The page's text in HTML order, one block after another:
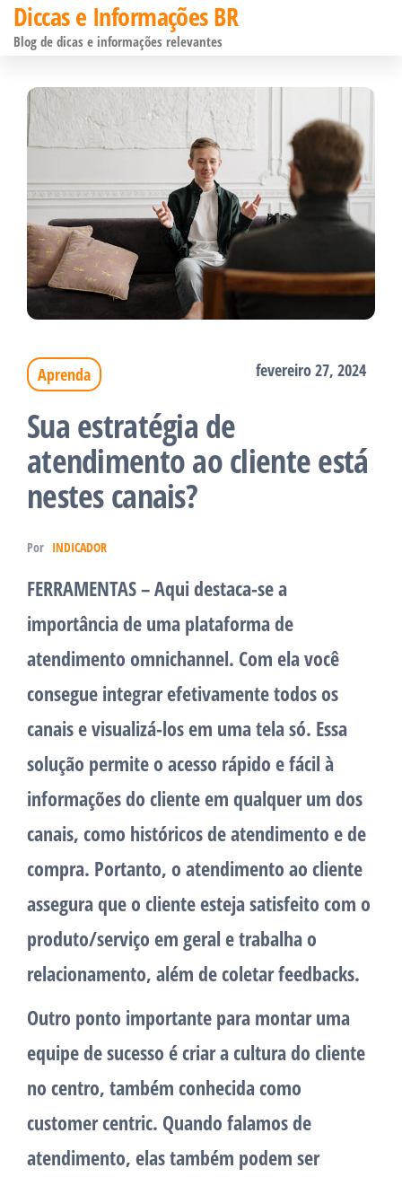
Pular
para
conteúdo
Diccas e Informações BR
Blog de dicas e informações relevantes
Aprenda fevereiro 27, 2024
Sua estratégia de
atendimento ao cliente está
nestes canais?
Por INDICADOR
FERRAMENTAS – Aqui destaca-se a
importância de uma plataforma de
atendimento omnichannel. Com ela você
consegue integrar efetivamente todos os
canais e visualizá-los em uma tela só. Essa
solução permite o acesso rápido e fácil à
informações do cliente em qualquer um dos
canais, como históricos de atendimento e de
compra. Portanto, o atendimento ao cliente
assegura que o cliente esteja satisfeito com o
produto/serviço em geral e trabalha o
relacionamento, além de coletar feedbacks.
Outro ponto importante para montar uma
equipe de sucesso é criar a cultura do cliente
no centro, também conhecida como
customer centric. Quando falamos de
atendimento, elas também podem ser